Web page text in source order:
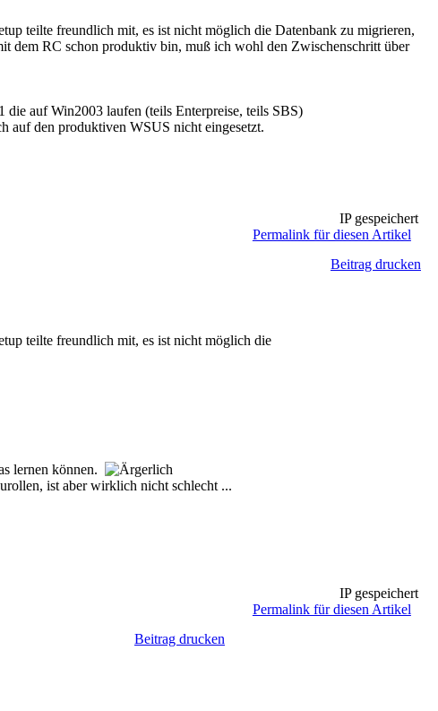
teilte freundlich mit, es ist nicht möglich die Datenbank zu migrieren,
dem RC schon produktiv bin, muß ich wohl den Zwischenschritt über
auf Win2003 laufen (teils Enterpreise, teils SBS)
auf den produktiven WSUS nicht eingesetzt.
IP gespeichert
Permalink für diesen Artikel
Beitrag drucken
teilte freundlich mit, es ist nicht möglich die
lernen können.
ist aber wirklich nicht schlecht ...
IP gespeichert
Permalink für diesen Artikel
Beitrag drucken